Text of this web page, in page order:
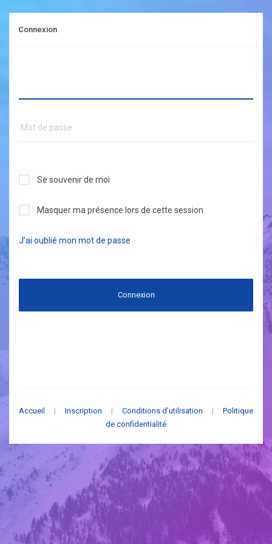
Connexion
Se souvenir de moi
Masquer ma présence lors de cette session
J’ai oublié mon mot de passe
Connexion
Accueil | Inscription | Conditions d’utilisation |
Politique
de confidentialité